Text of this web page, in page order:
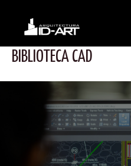
contenido
BIBLIOTECA CAD